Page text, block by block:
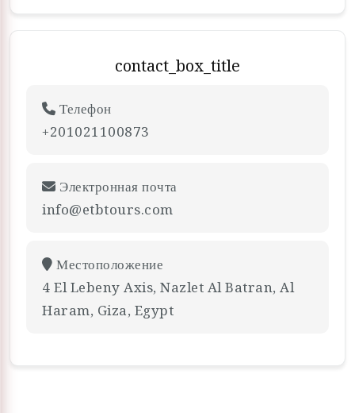
contact_box_title
Телефон
+201021100873
Электронная почта
info@etbtours.com
Местоположение
4 El Lebeny Axis, Nazlet Al Batran, Al
Haram, Giza, Egypt